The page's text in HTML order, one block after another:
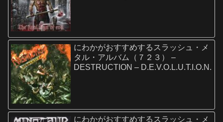
にわかがおすすめするスラッシュ・メ
タル・アルバム（７２３） –
DESTRUCTION – D.E.V.O.L.U.T.I.O.N.
にわかがおすすめするスラッシュ・メ